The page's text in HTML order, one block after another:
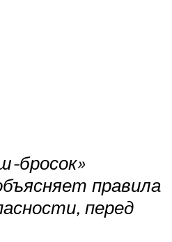
бросок»
правила
перед